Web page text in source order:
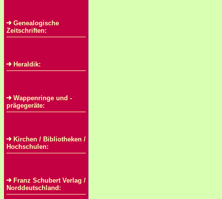
Genealogische
Zeitschriften:
Heraldik:
Wappenringe und -
prägegeräte:
Kirchen / Bibliotheken /
Hochschulen:
Franz Schubert Verlag /
Norddeutschland: